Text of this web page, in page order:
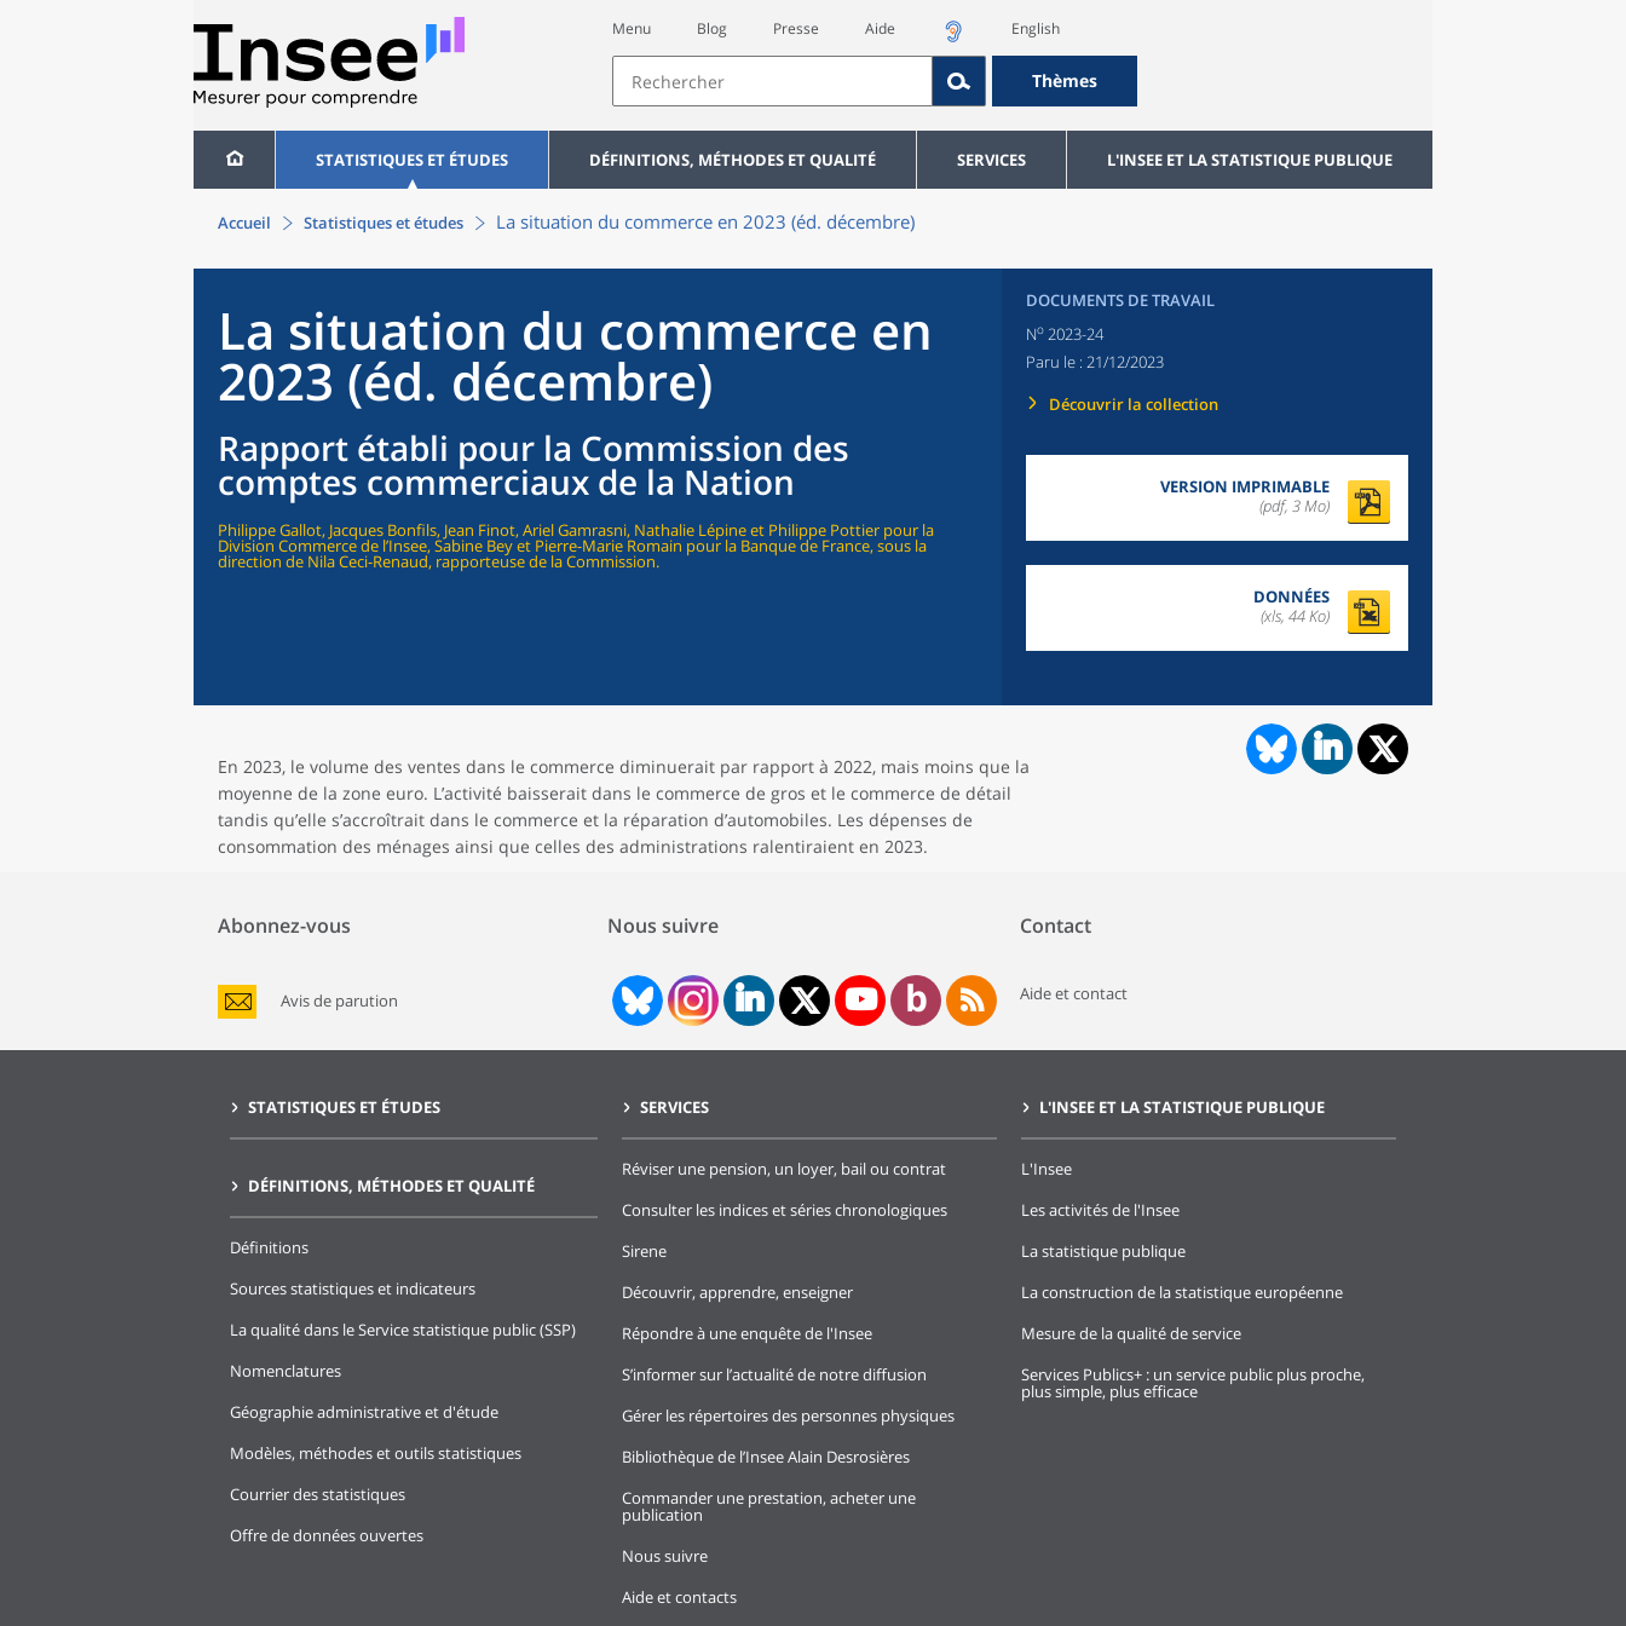
Menu Blog Presse Aide English
Thèmes
STATISTIQUES ET ÉTUDES DÉFINITIONS, MÉTHODES ET QUALITÉ SERVICES L'INSEE ET LA STATISTIQUE PUBLIQUE
Accueil Statistiques et études La situation du commerce en 2023 (éd. décembre)
La situation du commerce en
2023 (éd. décembre)
Rapport établi pour la Commission des
comptes commerciaux de la Nation
Philippe Gallot, Jacques Bonfils, Jean Finot, Ariel Gamrasni, Nathalie Lépine et Philippe Pottier pour la
Division Commerce de l’Insee, Sabine Bey et Pierre-Marie Romain pour la Banque de France, sous la
direction de Nila Ceci-Renaud, rapporteuse de la Commission.
DOCUMENTS DE TRAVAIL
No 2023-24
Paru le : 21/12/2023
Découvrir la collection
VERSION IMPRIMABLE
(pdf, 3 Mo)
DONNÉES
(xls, 44 Ko)
En 2023, le volume des ventes dans le commerce diminuerait par rapport à 2022, mais moins que la
moyenne de la zone euro. L’activité baisserait dans le commerce de gros et le commerce de détail
tandis qu’elle s’accroîtrait dans le commerce et la réparation d’automobiles. Les dépenses de
consommation des ménages ainsi que celles des administrations ralentiraient en 2023.
Abonnez-vous
Avis de parution
Nous suivre Contact
Aide et contact
STATISTIQUES ET ÉTUDES
DÉFINITIONS, MÉTHODES ET QUALITÉ
Définitions
Sources statistiques et indicateurs
La qualité dans le Service statistique public (SSP)
Nomenclatures
Géographie administrative et d'étude
Modèles, méthodes et outils statistiques
Courrier des statistiques
Offre de données ouvertes
SERVICES
Réviser une pension, un loyer, bail ou contrat
Consulter les indices et séries chronologiques
Sirene
Découvrir, apprendre, enseigner
Répondre à une enquête de l'Insee
S’informer sur l’actualité de notre diffusion
Gérer les répertoires des personnes physiques
Bibliothèque de l’Insee Alain Desrosières
Commander une prestation, acheter une
publication
Nous suivre
Aide et contacts
L'INSEE ET LA STATISTIQUE PUBLIQUE
L'Insee
Les activités de l'Insee
La statistique publique
La construction de la statistique européenne
Mesure de la qualité de service
Services Publics+ : un service public plus proche,
plus simple, plus efficace